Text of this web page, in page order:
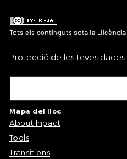
Tots els continguts sota la Llicència
Protecció de les teves dades
Mapa del lloc
About Inpact
Tools
Transitions